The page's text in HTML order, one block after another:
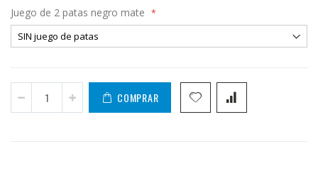
Juego de 2 patas negro mate
COMPRAR